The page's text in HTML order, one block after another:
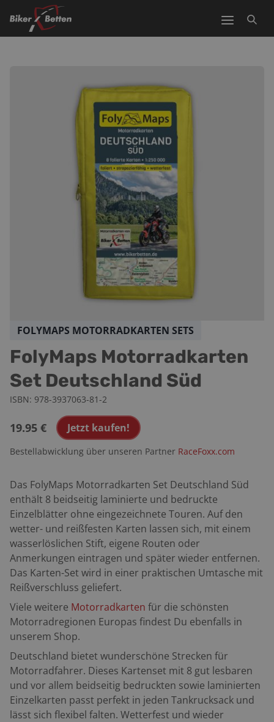
FOLYMAPS MOTORRADKARTEN SETS
FolyMaps Motorradkarten
Set Deutschland Süd
ISBN: 978-3937063-81-2
19.95 € Jetzt kaufen!
Bestellabwicklung über unseren Partner RaceFoxx.com
Das FolyMaps Motorradkarten Set Deutschland Süd
enthält 8 beidseitig laminierte und bedruckte
Einzelblätter ohne eingezeichnete Touren. Auf den
wetter- und reißfesten Karten lassen sich, mit einem
wasserlöslichen Stift, eigene Routen oder
Anmerkungen eintragen und später wieder entfernen.
Das Karten-Set wird in einer praktischen Umtasche mit
Reißverschluss geliefert.
Viele weitere Motorradkarten für die schönsten
Motorradregionen Europas findest Du ebenfalls in
unserem Shop.
Deutschland bietet wunderschöne Strecken für
Motorradfahrer. Dieses Kartenset mit 8 gut lesbaren
und vor allem beidseitig bedruckten sowie laminierten
Einzelkarten passt perfekt in jeden Tankrucksack und
lässt sich flexibel falten. Wetterfest und wieder